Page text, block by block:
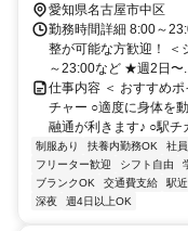
愛知県名古屋市中区
勤務時間詳細 8:00～
整が可能な方歓迎！
～23:00など ★週2日〜...
仕事内容 ＜ おすすめ
チャー ○適度に身体を
融通が利きます♪ ○駅チ
制服あり 扶養内勤務OK 社
フリーター歓迎
シフト自由
ブランクOK
交通費支給 駅
深夜
週4日以上OK